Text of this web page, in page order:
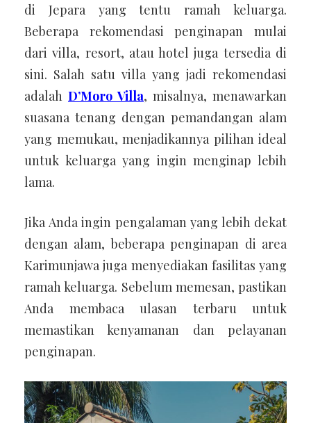
di Jepara yang tentu ramah keluarga.
Beberapa rekomendasi penginapan mulai
dari villa, resort, atau hotel juga tersedia di
sini. Salah satu villa yang jadi rekomendasi
adalah D’Moro Villa, misalnya, menawarkan
suasana tenang dengan pemandangan alam
yang memukau, menjadikannya pilihan ideal
untuk keluarga yang ingin menginap lebih
lama.
Jika Anda ingin pengalaman yang lebih dekat
dengan alam, beberapa penginapan di area
Karimunjawa juga menyediakan fasilitas yang
ramah keluarga. Sebelum memesan, pastikan
Anda membaca ulasan terbaru untuk
memastikan kenyamanan dan pelayanan
penginapan.